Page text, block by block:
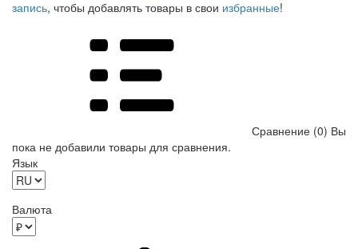
запись, чтобы добавлять товары в свои избранные!
Сравнение (0) Вы
пока не добавили товары для сравнения.
Язык
Валюта